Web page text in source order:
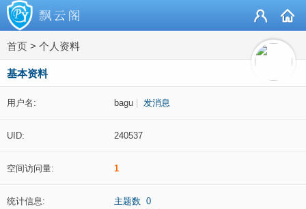
首页 > 个人资料
基本资料
用户名: bagu 发消息
UID: 240537
空间访问量: 1
统计信息:
主题数 0